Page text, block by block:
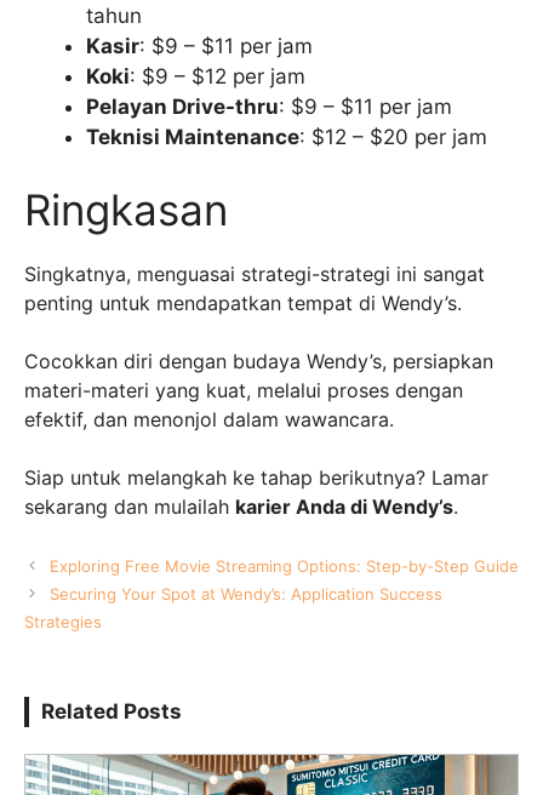
tahun
Kasir: $9 – $11 per jam
Koki: $9 – $12 per jam
Pelayan Drive-thru: $9 – $11 per jam
Teknisi Maintenance: $12 – $20 per jam
Ringkasan
Singkatnya, menguasai strategi-strategi ini sangat
penting untuk mendapatkan tempat di Wendy’s.
Cocokkan diri dengan budaya Wendy’s, persiapkan
materi-materi yang kuat, melalui proses dengan
efektif, dan menonjol dalam wawancara.
Siap untuk melangkah ke tahap berikutnya? Lamar
sekarang dan mulailah karier Anda di Wendy’s.
Exploring Free Movie Streaming Options: Step-by-Step Guide
Securing Your Spot at Wendy’s: Application Success
Strategies
Related Posts